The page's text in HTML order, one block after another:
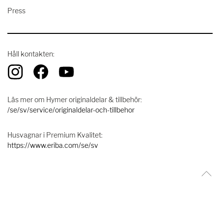
Press
Håll kontakten:
Läs mer om Hymer originaldelar & tillbehör:
/se/sv/service/originaldelar-och-tillbehor
Husvagnar i Premium Kvalitet:
https://www.eriba.com/se/sv